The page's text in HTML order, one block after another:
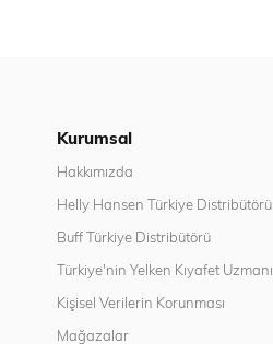
Kurumsal
Hakkımızda
Helly Hansen Türkiye Distribütörü
Buff Türkiye Distribütörü
Türkiye'nin Yelken Kıyafet Uzmanı
Kişisel Verilerin Korunması
Mağazalar